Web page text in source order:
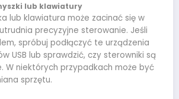
lub klawiatury
lub klawiatura może zacinać się w
precyzyjne sterowanie. Jeśli
spróbuj podłączyć te urządzenia
USB lub sprawdzić, czy sterowniki są
W niektórych przypadkach może być
sprzętu.